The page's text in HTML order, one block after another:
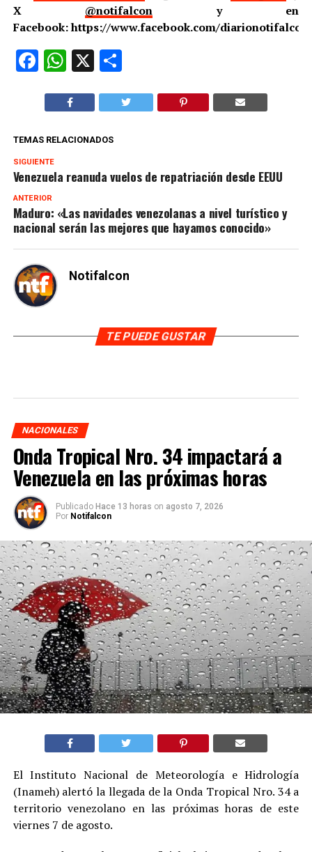
X @notifalcon y en
Facebook: https://www.facebook.com/
Facebook
WhatsApp
X Compartir
TEMAS RELACIONADOS
SIGUIENTE
Venezuela reanuda vuelos de repatriación desde EEUU
ANTERIOR
Maduro: «Las navidades venezolanas a nivel turístico y
nacional serán las mejores que hayamos conocido»
Notifalcon
TE PUEDE GUSTAR
NACIONALES
Onda Tropical Nro. 34 impactará a
Venezuela en las próximas horas
Publicado Hace 13 horas on agosto 7, 2026
Por Notifalcon
El Instituto Nacional de Meteorología e Hidrología
(Inameh) alertó la llegada de la Onda Tropical Nro. 34 a
territorio venezolano en las próximas horas de este
viernes 7 de agosto.